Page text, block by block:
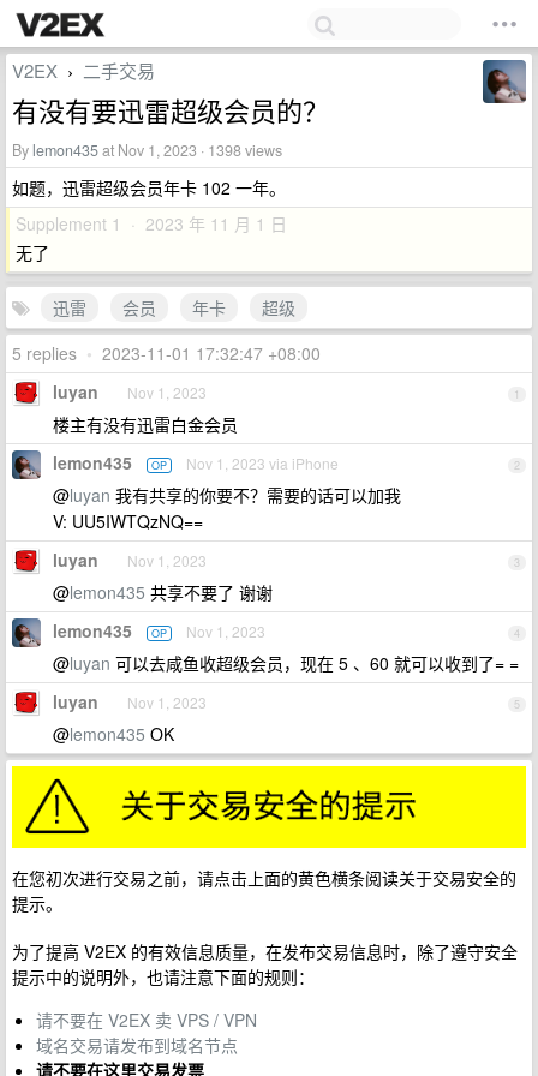
V2EX › 二手交易
有没有要迅雷超级会员的？
By lemon435at Nov 1, 2023 · 1398 views
如题，迅雷超级会员年卡 102 一年。
Supplement 1 · 2023 年 11 月 1 日
无了
迅雷 会员 年卡
超级
5 replies • 2023-11-01 17:32:47 +08:00
1
luyan Nov 1, 2023
楼主有没有迅雷白金会员
2
lemon435 OP Nov 1, 2023 via iPhone
@luyan 我有共享的你要不？需要的话可以加我
V: UU5IWTQzNQ==
3
luyan Nov 1, 2023
@lemon435 共享不要了 谢谢
4
lemon435 OP Nov 1, 2023
@luyan 可以去咸鱼收超级会员，现在 5 、60 就可以收到了= =
5
luyan Nov 1, 2023
@lemon435 OK
在您初次进行交易之前，请点击上面的黄色横条阅读关于交易安全的
提示。
为了提高 V2EX 的有效信息质量，在发布交易信息时，除了遵守安全
提示中的说明外，也请注意下面的规则：
请不要在 V2EX 卖 VPS / VPN
域名交易请发布到域名节点
请不要在这里交易发票